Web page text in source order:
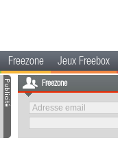
Freezone Jeux Freebox
Freezone